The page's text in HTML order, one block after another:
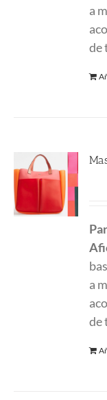
a
de
a
de